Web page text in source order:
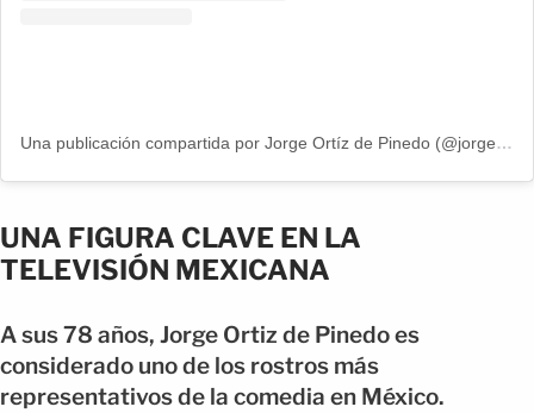
Una publicación compartida por Jorge Ortíz de Pinedo (@jorgeortizdepinedoficial)
UNA FIGURA CLAVE EN LA
TELEVISIÓN MEXICANA
A sus 78 años, Jorge Ortiz de Pinedo es
considerado uno de los rostros más
representativos de la comedia en México.